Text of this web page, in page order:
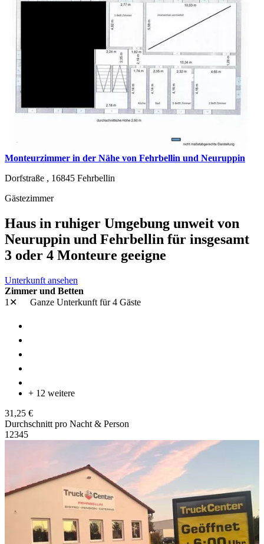
Monteurzimmer in der Nähe von Fehrbellin und Neuruppin
Dorfstraße , 16845 Fehrbellin
Gästezimmer
Haus in ruhiger Umgebung unweit von
Neuruppin und Fehrbellin für insgesamt
3 oder 4 Monteure geeigne
Unterkunft ansehen
Zimmer und Betten
1✕
Ganze Unterkunft für 4 Gäste
+ 12 weitere
31,25 €
Durchschnitt pro Nacht & Person
1 2345